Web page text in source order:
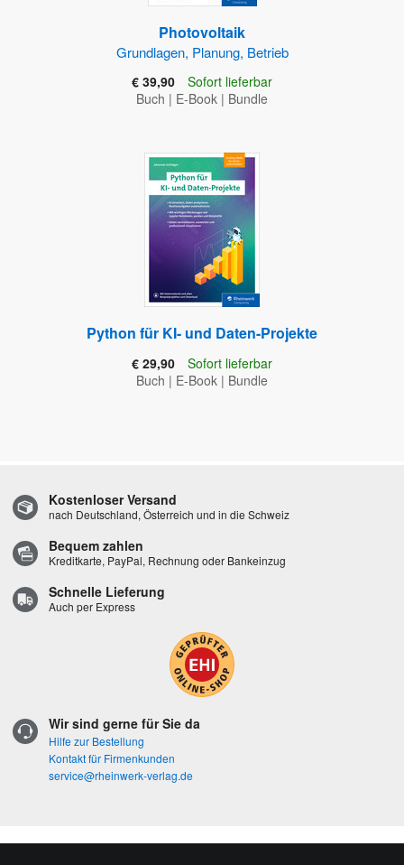
Photovoltaik
Grundlagen, Planung, Betrieb
€ 39,90
Sofort lieferbar
Buch | E-Book | Bundle
Python für KI- und Daten-Projekte
€ 29,90
Sofort lieferbar
Buch | E-Book | Bundle
Kostenloser Versand
nach Deutschland, Österreich und in die Schweiz
Bequem zahlen
Kreditkarte, PayPal, Rechnung oder Bankeinzug
Schnelle Lieferung
Auch per Express
Wir sind gerne für Sie da
Hilfe zur Bestellung
Kontakt für Firmenkunden
service@rheinwerk-verlag.de